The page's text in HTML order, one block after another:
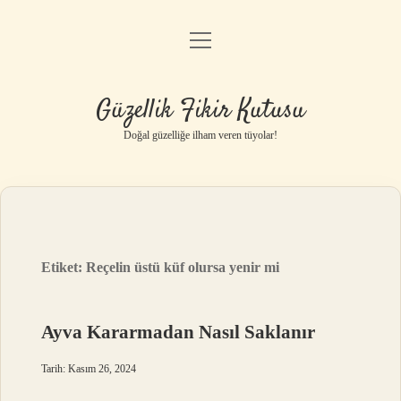
Anasayfa
Yasal Uyarı
menüyü
Güzellik Fikir Kutusu
Doğal güzelliğe ilham veren tüyolar!
Etiket:Reçelin üstü küf olursa yenir mi
Ayva Kararmadan Nasıl Saklanır
Tarih: Kasım 26, 2024